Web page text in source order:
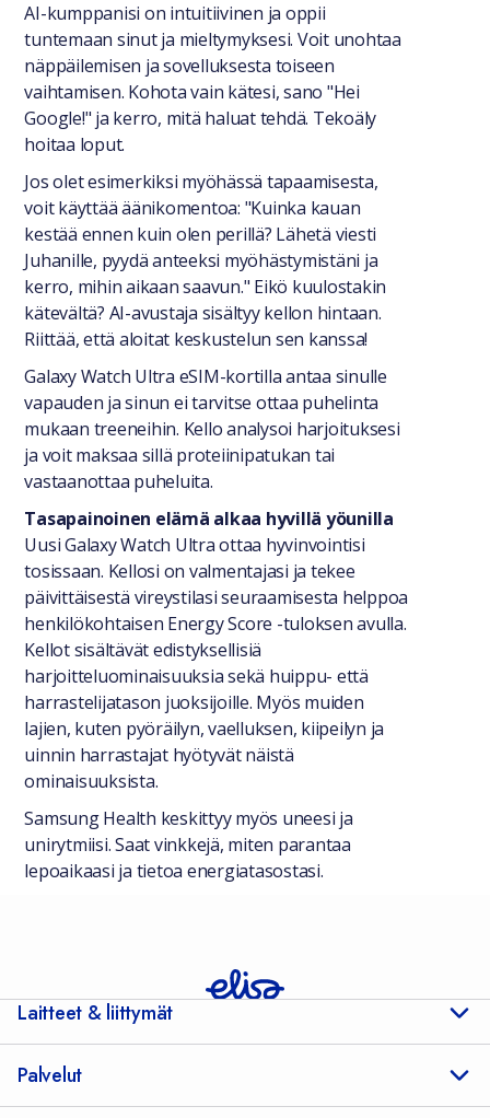
AI-kumppanisi on intuitiivinen ja oppii
tuntemaan sinut ja mieltymyksesi. Voit unohtaa
näppäilemisen ja sovelluksesta toiseen
vaihtamisen. Kohota vain kätesi, sano "Hei
Google!" ja kerro, mitä haluat tehdä. Tekoäly
hoitaa loput.
Jos olet esimerkiksi myöhässä tapaamisesta,
voit käyttää äänikomentoa: "Kuinka kauan
kestää ennen kuin olen perillä? Lähetä viesti
Juhanille, pyydä anteeksi myöhästymistäni ja
kerro, mihin aikaan saavun." Eikö kuulostakin
kätevältä? AI-avustaja sisältyy kellon hintaan.
Riittää, että aloitat keskustelun sen kanssa!
Galaxy Watch Ultra eSIM-kortilla antaa sinulle
vapauden ja sinun ei tarvitse ottaa puhelinta
mukaan treeneihin. Kello analysoi harjoituksesi
ja voit maksaa sillä proteiinipatukan tai
vastaanottaa puheluita.
Tasapainoinen elämä alkaa hyvillä yöunilla
Uusi Galaxy Watch Ultra ottaa hyvinvointisi
tosissaan. Kellosi on valmentajasi ja tekee
päivittäisestä vireystilasi seuraamisesta helppoa
henkilökohtaisen Energy Score -tuloksen avulla.
Kellot sisältävät edistyksellisiä
harjoitteluominaisuuksia sekä huippu- että
harrastelijatason juoksijoille. Myös muiden
lajien, kuten pyöräilyn, vaelluksen, kiipeilyn ja
uinnin harrastajat hyötyvät näistä
ominaisuuksista.
Samsung Health keskittyy myös uneesi ja
unirytmiisi. Saat vinkkejä, miten parantaa
lepoaikaasi ja tietoa energiatasostasi.
Laitteet & liittymät
Palvelut